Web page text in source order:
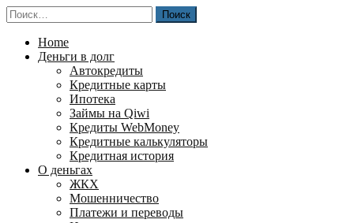
Перейти
к
содержимому
Найти:
Home
Деньги в долг
Автокредиты
Кредитные карты
Ипотека
Займы на Qiwi
Кредиты WebMoney
Кредитные калькуляторы
Кредитная история
О деньгах
ЖКХ
Мошенничество
Платежи и переводы